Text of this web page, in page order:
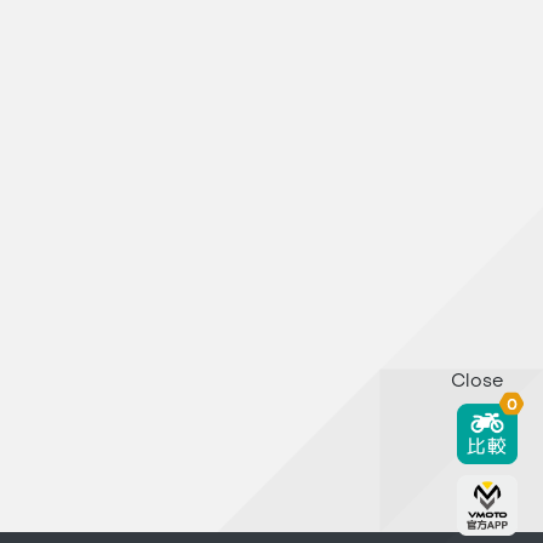
Close
0